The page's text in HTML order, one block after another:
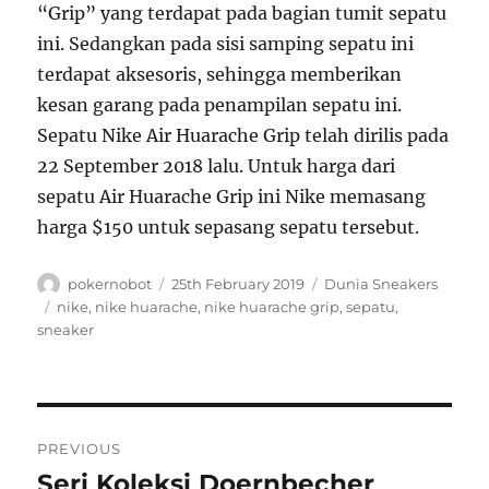
“Grip” yang terdapat pada bagian tumit sepatu
ini. Sedangkan pada sisi samping sepatu ini
terdapat aksesoris, sehingga memberikan
kesan garang pada penampilan sepatu ini.
Sepatu Nike Air Huarache Grip telah dirilis pada
22 September 2018 lalu. Untuk harga dari
sepatu Air Huarache Grip ini Nike memasang
harga $150 untuk sepasang sepatu tersebut.
A
u
t
pokernobot
P
o
25th February 2019
C
a
Dunia Sneakers
T
a
nike, nike huarache, nike huarache grip,sepatu,
sneaker
o
PREVIOUS
P